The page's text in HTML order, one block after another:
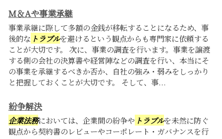
M＆Aや事業承継
事業承継に際して多額の金銭が移転することになるため、事
後的な トラブルを避けるという観点からも専門家に依頼する
ことが大切です。 次に、事業の調査を行います。事業を譲渡
する側の会社の決算書や経営陣などの調査を行い、本当にそ
の事業を承継するべきか否か、自社の強み・弱みをしっかり
と把握しておくことが大切です。 そして、事...
紛争解決
企業法務においては、企業間の紛争や トラブルを未然に防ぐ
観点から契約書のレビューやコーポレート・ガバナンスを行